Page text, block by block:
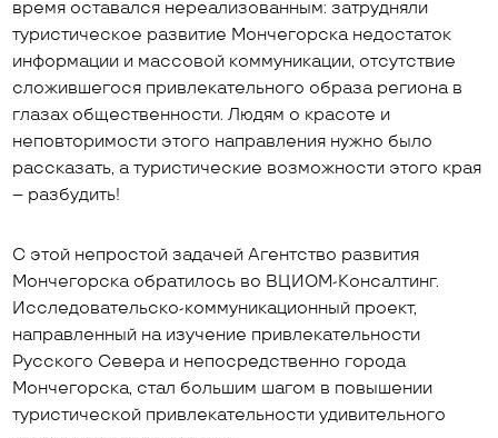
время оставался нереализованным: затрудняли
туристическое развитие Мончегорска недостаток
информации и массовой коммуникации, отсутствие
сложившегося привлекательного образа региона в
глазах общественности. Людям о красоте и
неповторимости этого направления нужно было
рассказать, а туристические возможности этого края
– разбудить!
С этой непростой задачей Агентство развития
Мончегорска обратилось во ВЦИОМ-Консалтинг.
Исследовательско-коммуникационный проект,
направленный на изучение привлекательности
Русского Севера и непосредственно города
Мончегорска, стал большим шагом в повышении
туристической привлекательности удивительного